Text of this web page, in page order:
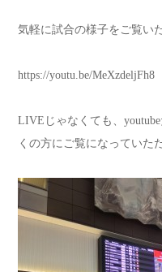
気軽に試合の様子をご覧い
https://youtu.be/MeXzdeljFh8
LIVEじゃなくても、
くの方にご覧になっていた